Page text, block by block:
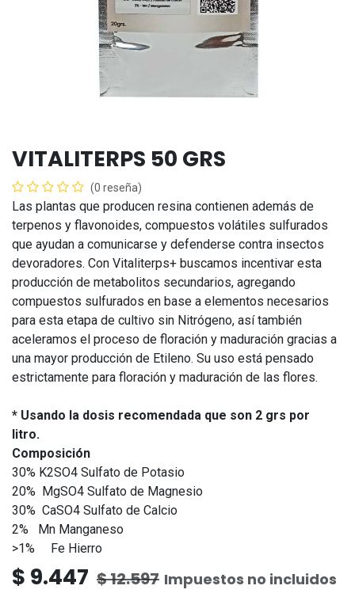
VITALITERPS 50 GRS
(0 reseña)
Las plantas que producen resina contienen además de
terpenos y flavonoides, compuestos volátiles sulfurados
que ayudan a comunicarse y defenderse contra insectos
devoradores. Con Vitaliterps+ buscamos incentivar esta
producción de metabolitos secundarios, agregando
compuestos sulfurados en base a elementos necesarios
para esta etapa de cultivo sin Nitrógeno, así también
aceleramos el proceso de floración y maduración gracias a
una mayor producción de Etileno. Su uso está pensado
estrictamente para floración y maduración de las flores.
* Usando la dosis recomendada que son 2 grs por
litro.
Composición
30% K2SO4 Sulfato de Potasio
20% MgSO4 Sulfato de Magnesio
30% CaSO4 Sulfato de Calcio
2% Mn Manganeso
>1% Fe Hierro
$ 9.447 $12.597 Impuestos no incluidos